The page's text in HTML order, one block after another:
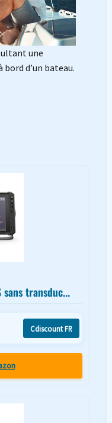
une
d’un bateau.
sans transduc...
Cdiscount FR